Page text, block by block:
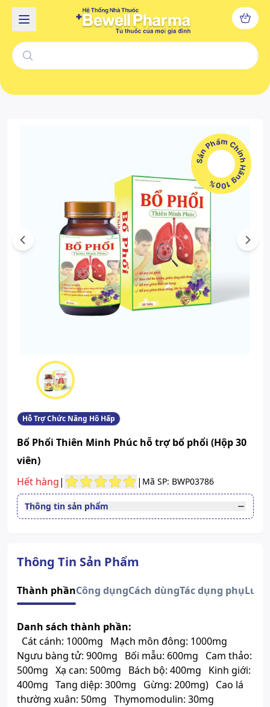
Sản Phẩm Chính Hãng 100%
Previous Next
Hỗ Trợ Chức Năng Hô Hấp
Bổ Phổi Thiên Minh Phúc hỗ trợ bổ phổi (Hộp 30
viên)
Hết hàng| | Mã SP: BWP03786
Thông tin sản phẩm
Trẻ từ 6 tuổi trở lên và người lớn
phế quản.
Lưu ý
Sản phẩm này không phải là
thuốc và không có tác dụng thay
thế thuốc chữa bệnh.
Xem giấy công bố sản phẩm
Thông Tin Sản Phẩm
Thành phầnCông dụngCách dùngTác dụng phụLưu
Danh sách thành phần:
Cát cánh: 1000mg Mạch môn đông: 1000mg
Ngưu bàng tử: 900mg Bối mẫu: 600mg Cam thảo:
500mg Xạ can: 500mg Bách bộ: 400mg Kinh giới:
400mg Tang diệp: 300mg Gừng: 200mg) Cao lá
thường xuân: 50mg Thymomodulin: 30mg